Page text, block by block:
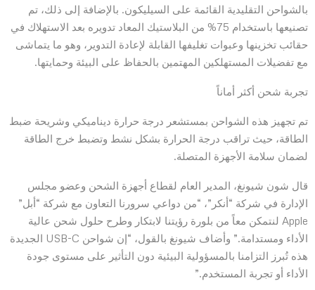
بالشواحن التقليدية القائمة على السيليكون. بالإضافة إلى ذلك، تم
تصنيعها باستخدام 75% من البلاستيك المعاد تدويره بعد الاستهلاك في
حقائب تخزينها وعبوات تغليفها القابلة لإعادة التدوير، وهو ما يتماشى
مع تفضيلات المستهلكين المهتمين بالحفاظ على البيئة وحمايتها.
تجربة شحن أكثر أماناً
تم تجهيز هذه الشواحن بمستشعر درجة حرارة ديناميكي وشريحة ضبط
الطاقة، حيث تراقب درجة الحرارة بشكل نشط وتضبط خرج الطاقة
لضمان سلامة الأجهزة المتصلة.
قال شون شيونغ، المدير العام لقطاع أجهزة الشحن وعضو مجلس
الإدارة في شركة “أنكر”، “من دواعي سرورنا التعاون مع شركة “أبل”
Apple لنتمكن معاً من بلورة رؤيتنا لابتكار وطرح حلول شحن عالية
الأداء ومستدامة.” وأضاف شيونغ بالقول، “إن شواحن USB-C الجديدة
هذه تُبرز التزامنا بالمسؤولية البيئية دون التأثير على مستوى جودة
الأداء أو تجربة المستخدم.”